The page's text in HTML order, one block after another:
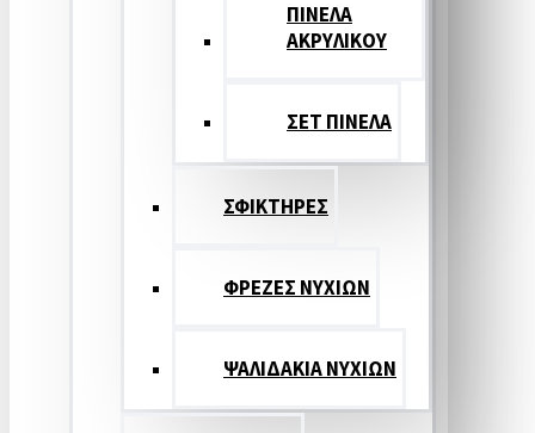
ΠΙΝΕΛΑ
ΑΚΡΥΛΙΚΟΥ
ΣΕΤ ΠΙΝΕΛA
ΣΦΙΚΤΗΡΕΣ
ΦΡΕΖΕΣ ΝΥΧΙΩΝ
ΨΑΛΙΔΑΚΙΑ ΝΥΧΙΩΝ